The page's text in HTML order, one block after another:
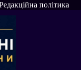
політика